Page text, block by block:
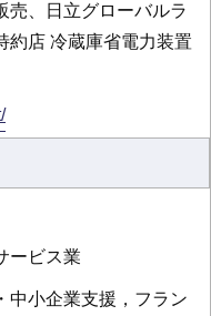
売、日立グローバルラ
約店 冷蔵庫省電力装置
ービス業
中小企業支援，フラン